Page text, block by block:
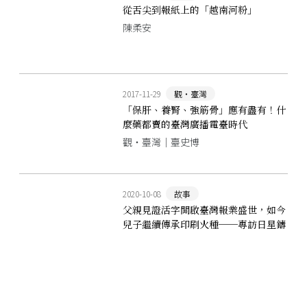
從舌尖到報紙上的「越南河粉」
陳柔安
2017-11-29 觀‧臺灣
「保肝、養腎、強筋骨」應有盡有！什
麼藥都賣的臺灣廣播電臺時代
觀‧臺灣｜臺史博
2020-10-08 故事
父親見證活字開啟臺灣報業盛世，如今
兒子繼續傳承印刷火種──專訪日星鑄